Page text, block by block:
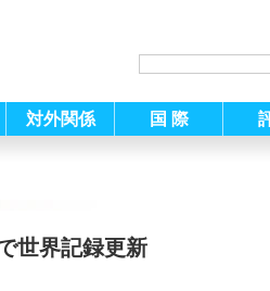
対外関係 国 際
世界記録更新